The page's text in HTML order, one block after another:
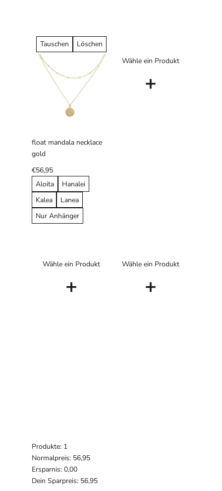
Tauschen Löschen
float mandala necklace
gold
€56,95
Aloita
Hanalei
Kalea
Lanea
Nur Anhänger
Wähle ein Produkt
+
Wähle ein Produkt
+
Wähle ein Produkt
+
Produkte: 1
Normalpreis: 56,95
Ersparnis: 0,00
Dein Sparpreis: 56,95